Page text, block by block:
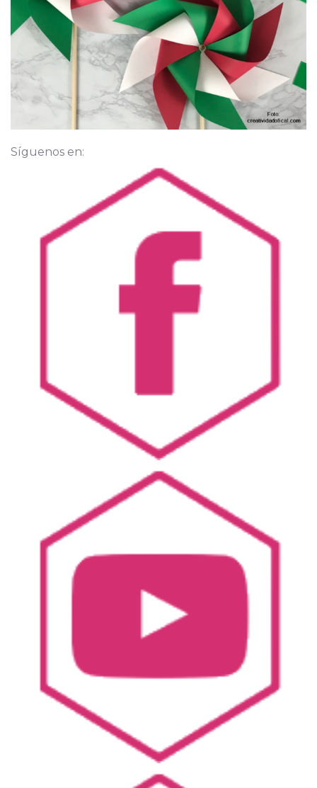
Síguenos en: